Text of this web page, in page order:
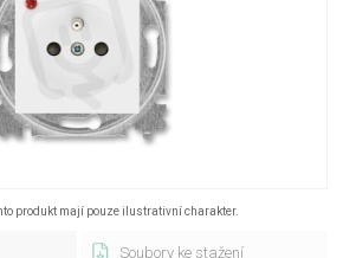
produkt mají pouze ilustrativní charakter.
Soubory ke stažení